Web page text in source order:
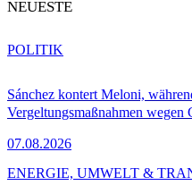
NEUESTE
Sánchez kontert Meloni,
Vergeltungsmaßnahmen
07.08.2026
POLITIK
ENERGIE, UMWELT &